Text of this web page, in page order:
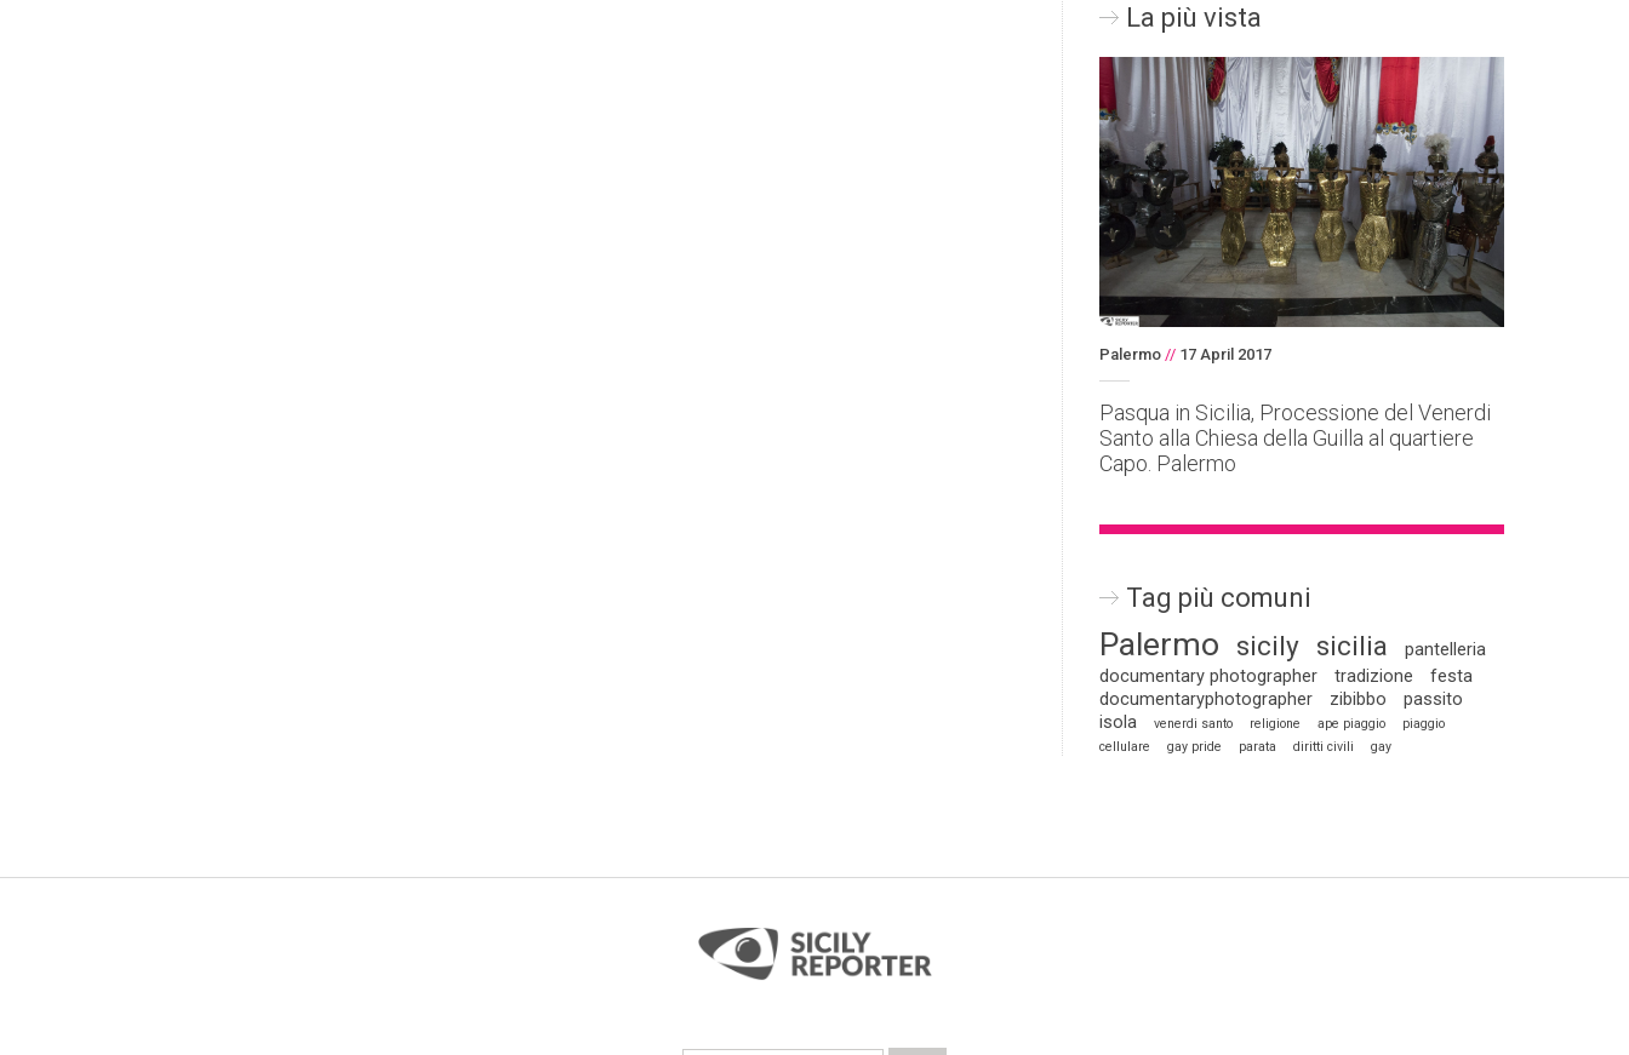
La più vista
Palermo // 17 April 2017
Pasqua in Sicilia, Processione del Venerdi
Santo alla Chiesa della Guilla al quartiere
Capo. Palermo
Tag più comuni
Palermo sicily sicilia
pantelleria
documentary photographer
tradizione
festa
documentaryphotographer
zibibbo
passito
isola
venerdi santo religione ape piaggio
piaggio
cellulare
gay pride parata diritti civili gay